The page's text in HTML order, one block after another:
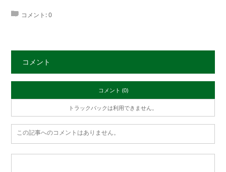
コメント:0
コメント
コメント (0)
トラックバックは利用できません。
この記事へのコメントはありません。